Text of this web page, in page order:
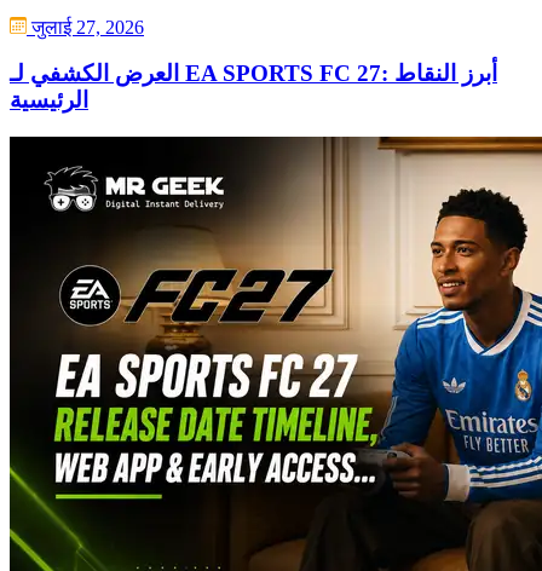
जुलाई 27, 2026
العرض الكشفي لـ EA SPORTS FC 27: أبرز النقاط
الرئيسية